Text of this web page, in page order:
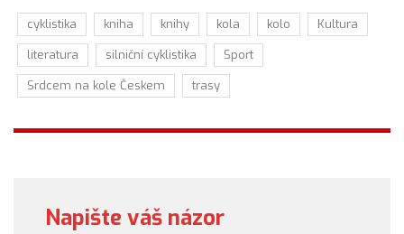
cyklistika kniha knihy kola kolo
Kultura
literatura
silniční cyklistika
Sport
Srdcem na kole Českem
trasy
Napište váš názor